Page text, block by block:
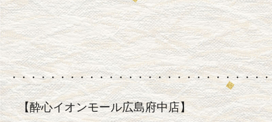
・・・・・・・・・・・・・・・・・・・・・・・・・・
【酔心イオンモール広島府中店】